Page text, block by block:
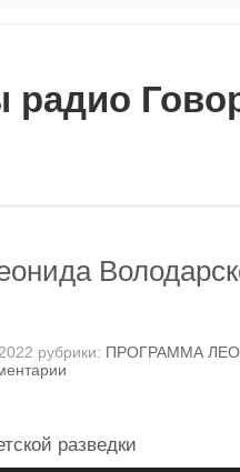
радио
рубрики: ПРОГРАММА
разведки